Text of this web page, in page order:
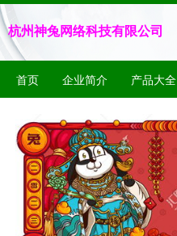
杭州神兔网络科技有限公司
首页 企业简介 产品大全